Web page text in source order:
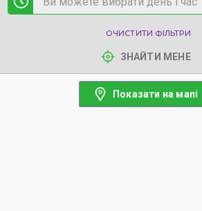
ОЧИСТИТИ ФІЛЬТРИ
ЗНАЙТИ МЕНЕ
Показати на мапі